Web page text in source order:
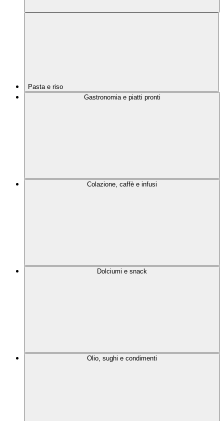
Pasta e riso
Gastronomia e piatti pronti
Colazione, caffè e infusi
Dolciumi e snack
Olio, sughi e condimenti